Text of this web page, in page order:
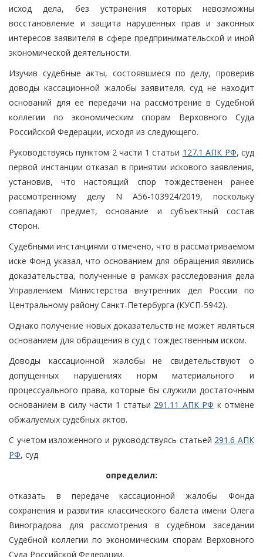
исход дела, без устранения которых невозможны
восстановление и защита нарушенных прав и законных
интересов заявителя в сфере предпринимательской и иной
экономической деятельности.
Изучив судебные акты, состоявшиеся по делу, проверив
доводы кассационной жалобы заявителя, суд не находит
оснований для ее передачи на рассмотрение в Судебной
коллегии по экономическим спорам Верховного Суда
Российской Федерации, исходя из следующего.
Руководствуясь пунктом 2 части 1 статьи 127.1 АПК РФ, суд
первой инстанции отказал в принятии искового заявления,
установив, что настоящий спор тождественен ранее
рассмотренному делу N А56-103924/2019, поскольку
совпадают предмет, основание и субъектный состав
сторон.
Судебными инстанциями отмечено, что в рассматриваемом
иске Фонд указал, что основанием для обращения явились
доказательства, полученные в рамках расследования дела
Управлением Министерства внутренних дел России по
Центральному району Санкт-Петербурга (КУСП-5942).
Однако получение новых доказательств не может являться
основанием для обращения в суд с тождественным иском.
Доводы кассационной жалобы не свидетельствуют о
допущенных нарушениях норм материального и
процессуального права, которые бы служили достаточным
основанием в силу части 1 статьи 291.11 АПК РФ к отмене
обжалуемых судебных актов.
С учетом изложенного и руководствуясь статьей 291.6 АПК
РФ, суд
определил:
отказать в передаче кассационной жалобы Фонда
сохранения и развития классического балета имени Олега
Виноградова для рассмотрения в судебном заседании
Судебной коллегии по экономическим спорам Верховного
Суда Российской Федерации.